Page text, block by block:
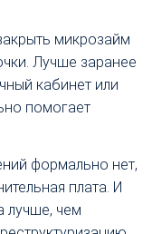
микрозайм
Лучше заранее
кабинет или
помогает
формально нет,
плата. И
лучше, чем